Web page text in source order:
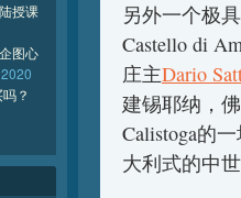
另外一个极
Castello di
庄主Dario
建锡耶纳，
Calistoga的
大利式的中
授课
图心
？